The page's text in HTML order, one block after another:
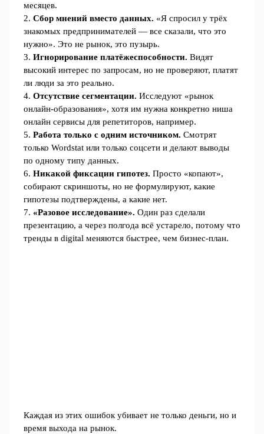
месяцев.
2. Сбор мнений вместо данных. «Я спросил у трёх
знакомых предпринимателей — все сказали, что это
нужно». Это не рынок, это пузырь.
3. Игнорирование платёжеспособности. Видят
высокий интерес по запросам, но не проверяют, платят
ли люди за это реально.
4. Отсутствие сегментации. Исследуют «рынок
онлайн‑образования», хотя им нужна конкретно ниша
онлайн сервисы для репетиторов, например.
5. Работа только с одним источником. Смотрят
только Wordstat или только соцсети и делают выводы
по одному типу данных.
6. Никакой фиксации гипотез. Просто «копают»,
собирают скриншоты, но не формулируют, какие
гипотезы подтверждены, а какие нет.
7. «Разовое исследование». Один раз сделали
презентацию, а через полгода всё устарело, потому что
тренды в digital меняются быстрее, чем бизнес‑план.
Каждая из этих ошибок убивает не только деньги, но и
время выхода на рынок.